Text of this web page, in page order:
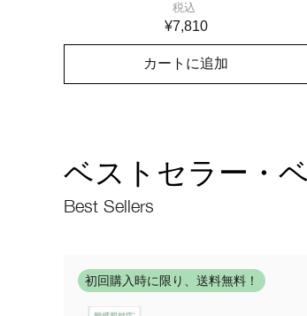
税込
¥7,810
カートに追加
ベストセラー・
Best Sellers
初回購入時に限り、送料無料！